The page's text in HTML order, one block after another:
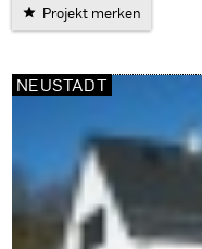
Projekt merken
NEUSTADT